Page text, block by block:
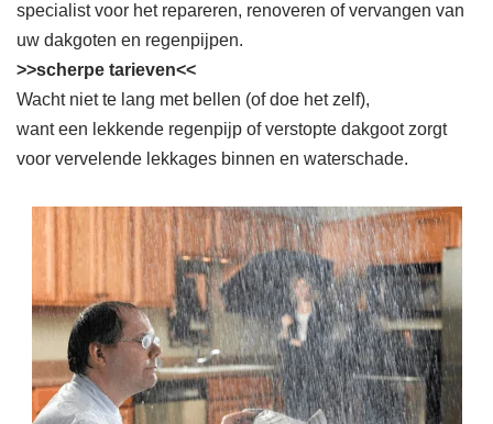
specialist voor het repareren, renoveren of vervangen van
uw dakgoten en regenpijpen.
>>scherpe tarieven<<
Wacht niet te lang met bellen (of doe het zelf),
want een lekkende regenpijp of verstopte dakgoot zorgt
voor vervelende lekkages binnen en waterschade.